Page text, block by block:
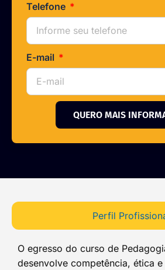
Telefone
E-mail
QUERO MAIS
Perfil
O egresso do curso de
desenvolve competência, ética